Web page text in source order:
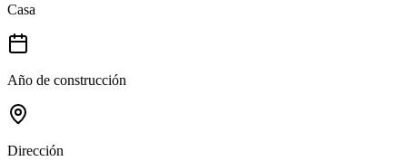
Casa
Año de construcción
Dirección